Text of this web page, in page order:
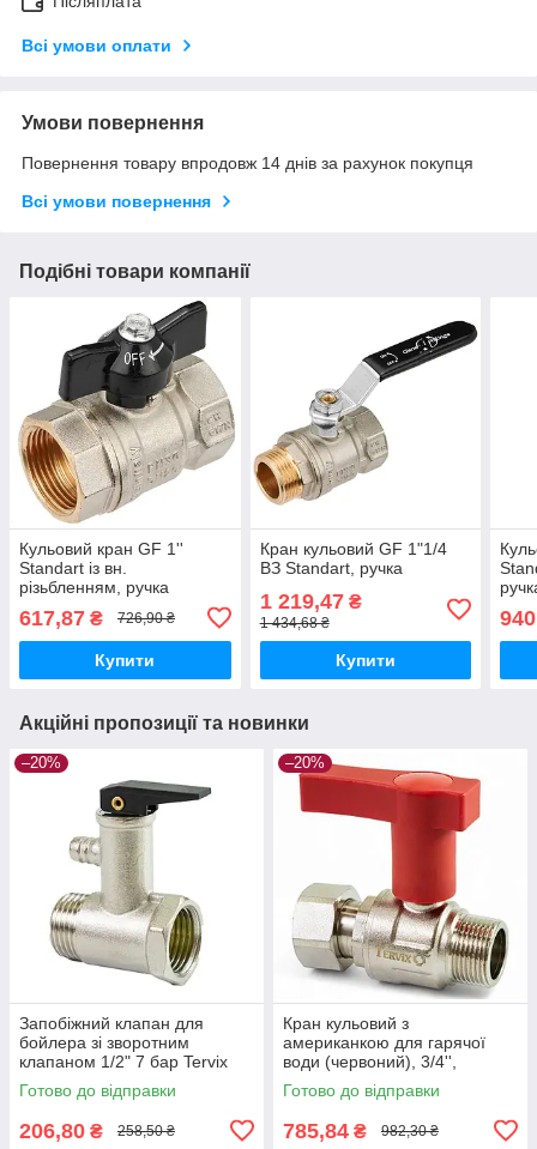
Всі умови оплати
Умови повернення
Повернення товару впродовж 14 днів за рахунок покупця
Всі умови повернення
Подібні товари компанії
Кульовий кран GF 1''
Standart із вн.
різьбленням, ручка
617,87 ₴ 726,90 ₴
Купити
Кран кульовий GF 1"1/4
ВЗ Standart, ручка
1 219,47₴
1 434,68 ₴
Купити
Акційні пропозиції та новинки
–20%
Запобіжний клапан для
бойлера зі зворотним
клапаном 1/2" 7 бар Tervix
Pro Line Volcano
Готово до відправки
206,80 ₴ 258,50 ₴
–20%
Кран кульовий з
американкою для гарячої
води (червоний), 3/4'',
латунь, Tervix Pro Line WD
Готово до відправки
785,84 ₴ 982,30 ₴